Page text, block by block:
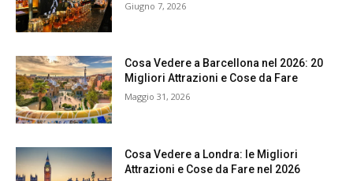
Giugno 7, 2026
Cosa Vedere a Barcellona nel 2026: 20
Migliori Attrazioni e Cose da Fare
Maggio 31, 2026
Cosa Vedere a Londra: le Migliori
Attrazioni e Cose da Fare nel 2026